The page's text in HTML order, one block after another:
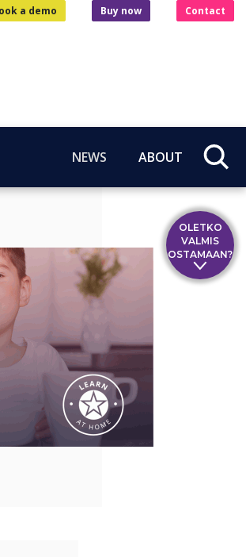
a demo Buy now Contact
NEWS ABOUT
OLETKO
VALMIS
OSTAMAAN?